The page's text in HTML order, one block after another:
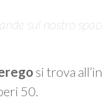
sul nostro
si trova
50.